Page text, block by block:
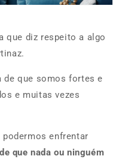
que diz respeito a algo
de que somos fortes e
e muitas vezes
enfrentar
que nada ou ninguém